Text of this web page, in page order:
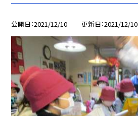
公開日 2021/12/10 更新日 2021/12/10